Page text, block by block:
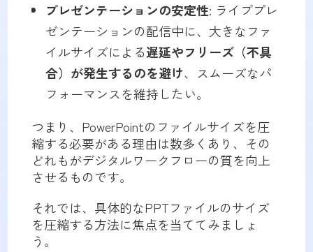
プレゼンテーションの安定性: ライブプレ
ゼンテーションの配信中に、大きなファ
イルサイズによる遅延やフリーズ（不具
合）が発生するのを避け、スムーズなパ
フォーマンスを維持したい。
つまり、PowerPointのファイルサイズを圧
縮する必要がある理由は数多くあり、その
どれもがデジタルワークフローの質を向上
させるものです。
それでは、具体的なPPTファイルのサイズ
を圧縮する方法に焦点を当ててみましょ
う。